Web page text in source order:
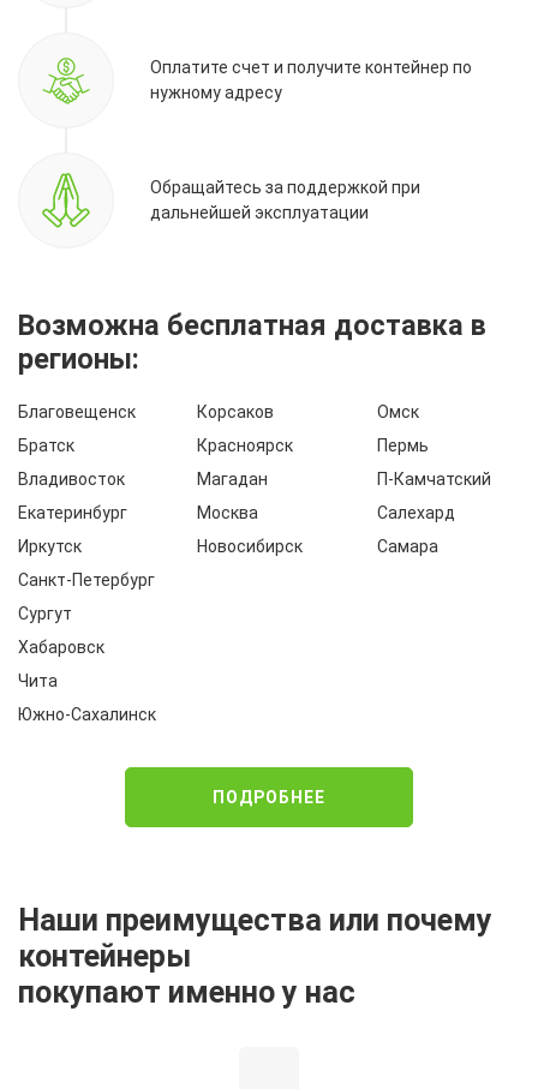
Оплатите счет и получите контейнер по
нужному адресу
Обращайтесь за поддержкой при
дальнейшей эксплуатации
Возможна бесплатная доставка в
регионы:
Благовещенск
Братск
Владивосток
Екатеринбург
Иркутск
Корсаков
Красноярск
Магадан
Москва
Новосибирск
Омск
Пермь
П-Камчатский
Салехард
Самара
Санкт-Петербург
Сургут
Хабаровск
Чита
Южно-Сахалинск
ПОДРОБНЕЕ
Наши преимущества или почему
контейнеры
покупают именно у нас